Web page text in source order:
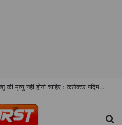
प्रसव के दौरान 1 भी मातृ और शिशु की मृत्यु नहीं होनी चाहिए : कलेक्टर पद्मिनी भोई साहू